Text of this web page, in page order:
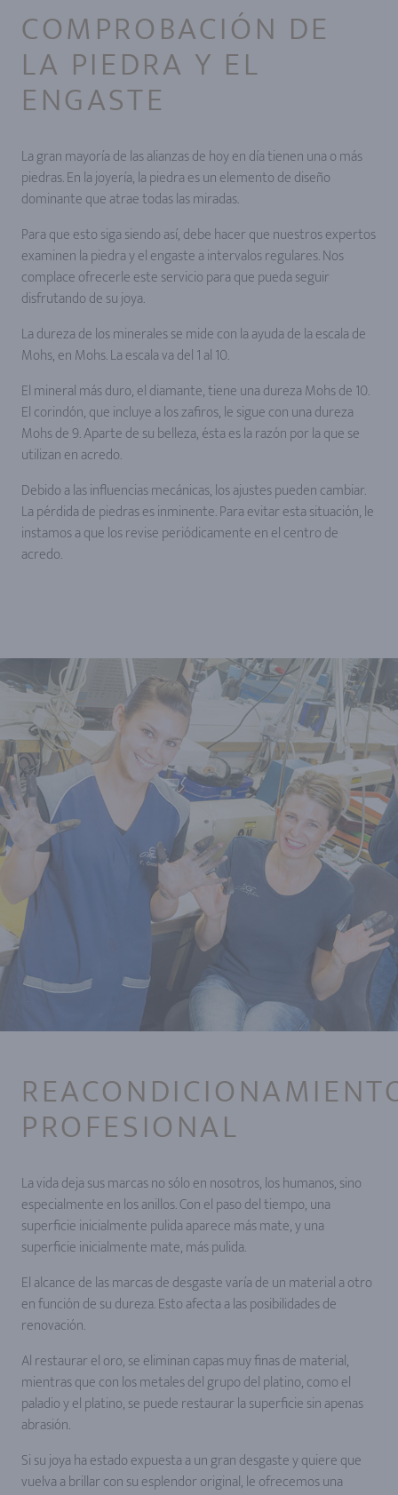
COMPROBACIÓN DE
LA PIEDRA Y EL
ENGASTE
La gran mayoría de las alianzas de hoy en día tienen una o más
piedras. En la joyería, la piedra es un elemento de diseño
dominante que atrae todas las miradas.
Para que esto siga siendo así, debe hacer que nuestros expertos
examinen la piedra y el engaste a intervalos regulares. Nos
complace ofrecerle este servicio para que pueda seguir
disfrutando de su joya.
La dureza de los minerales se mide con la ayuda de la escala de
Mohs, en Mohs. La escala va del 1 al 10.
El mineral más duro, el diamante, tiene una dureza Mohs de 10.
El corindón, que incluye a los zafiros, le sigue con una dureza
Mohs de 9. Aparte de su belleza, ésta es la razón por la que se
utilizan en acredo.
Debido a las influencias mecánicas, los ajustes pueden cambiar.
La pérdida de piedras es inminente. Para evitar esta situación, le
instamos a que los revise periódicamente en el centro de
acredo.
PROFESIONAL
La vida deja sus marcas no sólo en nosotros, los humanos, sino
especialmente en los anillos. Con el paso del tiempo, una
superficie inicialmente pulida aparece más mate, y una
superficie inicialmente mate, más pulida.
El alcance de las marcas de desgaste varía de un material a otro
en función de su dureza. Esto afecta a las posibilidades de
renovación.
Al restaurar el oro, se eliminan capas muy finas de material,
mientras que con los metales del grupo del platino, como el
paladio y el platino, se puede restaurar la superficie sin apenas
abrasión.
Si su joya ha estado expuesta a un gran desgaste y quiere que
vuelva a brillar con su esplendor original, le ofrecemos una